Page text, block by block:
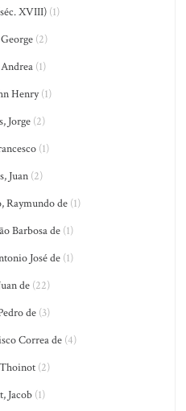
XVIII)(1)
(2)
(1)
Henry(1)
Jorge(2)
(1)
Juan (2)
Raymundo de (1)
Barbosa de(1)
José de(1)
de(22)
de(3)
Correa de(4)
(2)
Jacob (1)